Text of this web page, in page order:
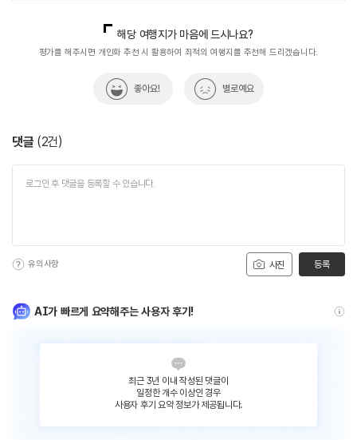
열린관광콘텐츠팀(열린관광-모두의여행)
033-738-3425
해당 여행지가 마음에 드시나요?
평가를 해주시면 개인화 추천 시 활용하여 최적의 여행지를 추천해 드리겠습니다.
좋아요! 별로예요
댓글 (2건)
사진
유의사항 등록
AI가 빠르게 요약해주는 사용자 후기!
최근 3년 이내 작성된 댓글이
일정한 개수 이상인 경우
사용자 후기 요약 정보가 제공됩니다.